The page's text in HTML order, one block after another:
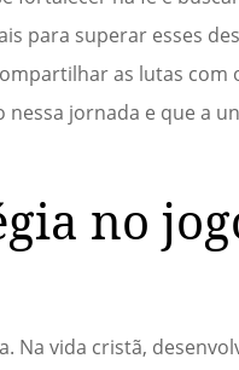
para superar esses
as lutas
jornada e que a
no
Na vida cristã,